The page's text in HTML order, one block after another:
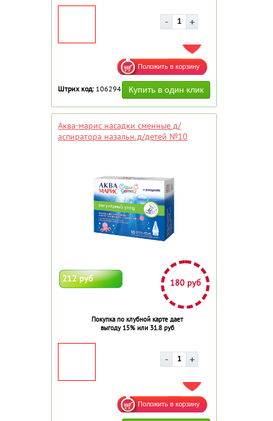
ДОБАВИТЬ В ИЗБРАННОЕ
Штрих код: 106294
Аква-марис насадки сменные д/
аспиратора назальн.д/детей №10
212 руб 180 руб
Покупка по клубной карте дает
выгоду 15% или 31.8 руб
ДОБАВИТЬ В ИЗБРАННОЕ